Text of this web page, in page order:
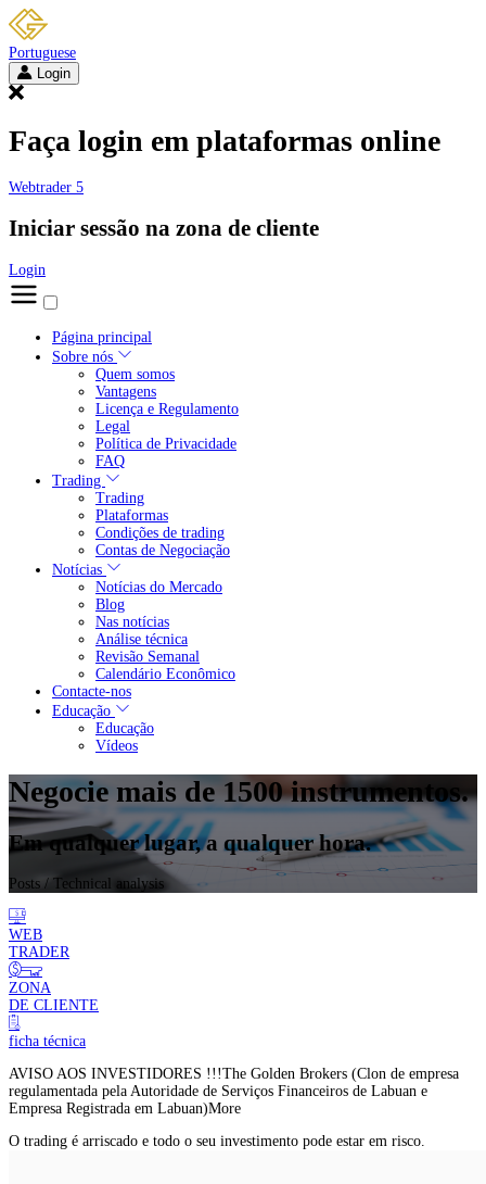
Portuguese
Login
Faça login em plataformas online
Webtrader 5
Iniciar sessão na zona de cliente
Login
Página principal
Sobre nós
Quem somos
Vantagens
Licença e Regulamento
Legal
Política de Privacidade
FAQ
Trading
Trading
Plataformas
Condições de trading
Contas de Negociação
Notícias
Notícias do Mercado
Blog
Nas notícias
Análise técnica
Revisão Semanal
Calendário Econômico
Contacte-nos
Educação
Educação
Vídeos
Negocie mais de 1500 instrumentos.
Em qualquer lugar, a qualquer hora.
Posts / Technical analysis
WEB
TRADER
ZONA
DE CLIENTE
ficha técnica
AVISO AOS INVESTIDORES !!!The Golden Brokers (Clon de empresa
regulamentada pela Autoridade de Serviços Financeiros de Labuan e
Empresa Registrada em Labuan)More
O trading é arriscado e todo o seu investimento pode estar em risco.